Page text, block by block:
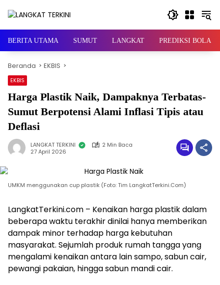
BERITA UTAMA SUMUT LANGKAT PREDIKSI BOLA
Beranda EKBIS
EKBIS
Harga Plastik Naik, Dampaknya Terbatas-
Sumut Berpotensi Alami Inflasi Tipis atau
Deflasi
LANGKAT TERKINI
2 Min Baca
27 April 2026
UMKM menggunakan cup plastik (Foto: Tim LangkatTerkini.Com)
LangkatTerkini.com – Kenaikan harga plastik dalam
beberapa waktu terakhir dinilai hanya memberikan
dampak minor terhadap harga kebutuhan
masyarakat. Sejumlah produk rumah tangga yang
mengalami kenaikan antara lain sampo, sabun cair,
pewangi pakaian, hingga sabun mandi cair.